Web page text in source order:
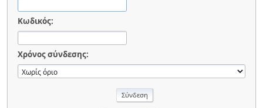
Κωδικός:
Χρόνος σύνδεσης: